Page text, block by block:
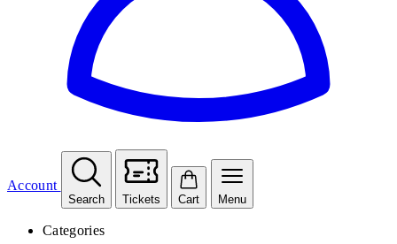
Account
Search Tickets Cart Menu
Categories